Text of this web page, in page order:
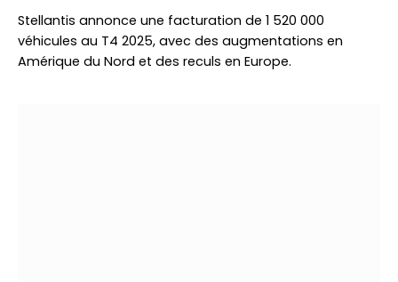
Stellantis annonce une facturation de 1 520 000
véhicules au T4 2025, avec des augmentations en
Amérique du Nord et des reculs en Europe.